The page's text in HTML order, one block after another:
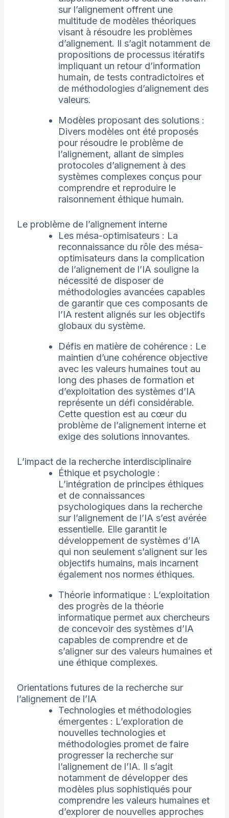
sur l’alignement offrent une
multitude de modèles théoriques
visant à résoudre les problèmes
d’alignement. Il s’agit notamment de
propositions de processus itératifs
impliquant un retour d’information
humain, de tests contradictoires et
de méthodologies d’alignement des
valeurs.
Modèles proposant des solutions :
Divers modèles ont été proposés
pour résoudre le problème de
l’alignement, allant de simples
protocoles d’alignement à des
systèmes complexes conçus pour
comprendre et reproduire le
raisonnement éthique humain.
Le problème de l’alignement interne
Les mésa-optimisateurs : La
reconnaissance du rôle des mésa-
optimisateurs dans la complication
de l’alignement de l’IA souligne la
nécessité de disposer de
méthodologies avancées capables
de garantir que ces composants de
l’IA restent alignés sur les objectifs
globaux du système.
Défis en matière de cohérence : Le
maintien d’une cohérence objective
avec les valeurs humaines tout au
long des phases de formation et
d’exploitation des systèmes d’IA
représente un défi considérable.
Cette question est au cœur du
problème de l’alignement interne et
exige des solutions innovantes.
L’impact de la recherche interdisciplinaire
Éthique et psychologie :
L’intégration de principes éthiques
et de connaissances
psychologiques dans la recherche
sur l’alignement de l’IA s’est avérée
essentielle. Elle garantit le
développement de systèmes d’IA
qui non seulement s’alignent sur les
objectifs humains, mais incarnent
également nos normes éthiques.
Théorie informatique : L’exploitation
des progrès de la théorie
informatique permet aux chercheurs
de concevoir des systèmes d’IA
capables de comprendre et de
s’aligner sur des valeurs humaines et
une éthique complexes.
Orientations futures de la recherche sur
l’alignement de l’IA
Technologies et méthodologies
émergentes : L’exploration de
nouvelles technologies et
méthodologies promet de faire
progresser la recherche sur
l’alignement de l’IA. Il s’agit
notamment de développer des
modèles plus sophistiqués pour
comprendre les valeurs humaines et
d’explorer de nouvelles approches